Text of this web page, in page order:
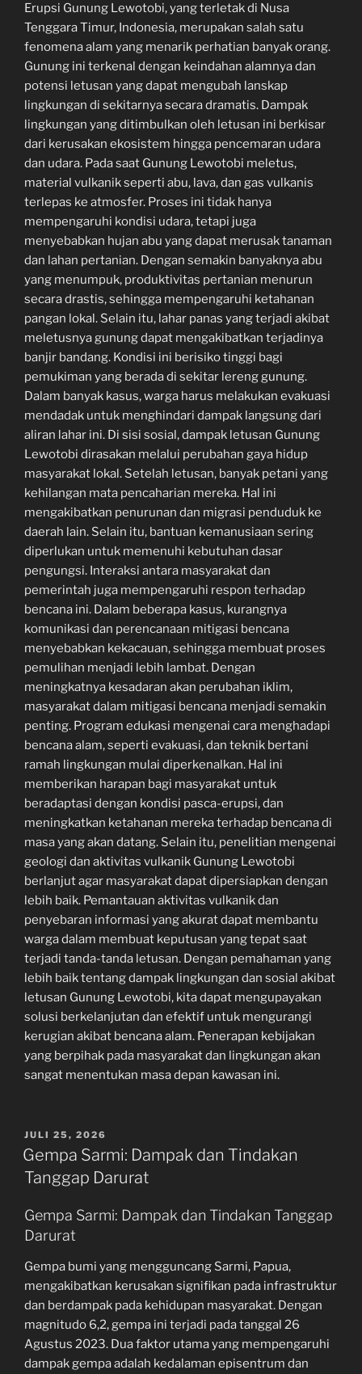
Erupsi Gunung Lewotobi, yang terletak di Nusa
Tenggara Timur, Indonesia, merupakan salah satu
fenomena alam yang menarik perhatian banyak orang.
Gunung ini terkenal dengan keindahan alamnya dan
potensi letusan yang dapat mengubah lanskap
lingkungan di sekitarnya secara dramatis. Dampak
lingkungan yang ditimbulkan oleh letusan ini berkisar
dari kerusakan ekosistem hingga pencemaran udara
dan udara. Pada saat Gunung Lewotobi meletus,
material vulkanik seperti abu, lava, dan gas vulkanis
terlepas ke atmosfer. Proses ini tidak hanya
mempengaruhi kondisi udara, tetapi juga
menyebabkan hujan abu yang dapat merusak tanaman
dan lahan pertanian. Dengan semakin banyaknya abu
yang menumpuk, produktivitas pertanian menurun
secara drastis, sehingga mempengaruhi ketahanan
pangan lokal. Selain itu, lahar panas yang terjadi akibat
meletusnya gunung dapat mengakibatkan terjadinya
banjir bandang. Kondisi ini berisiko tinggi bagi
pemukiman yang berada di sekitar lereng gunung.
Dalam banyak kasus, warga harus melakukan evakuasi
mendadak untuk menghindari dampak langsung dari
aliran lahar ini. Di sisi sosial, dampak letusan Gunung
Lewotobi dirasakan melalui perubahan gaya hidup
masyarakat lokal. Setelah letusan, banyak petani yang
kehilangan mata pencaharian mereka. Hal ini
mengakibatkan penurunan dan migrasi penduduk ke
daerah lain. Selain itu, bantuan kemanusiaan sering
diperlukan untuk memenuhi kebutuhan dasar
pengungsi. Interaksi antara masyarakat dan
pemerintah juga mempengaruhi respon terhadap
bencana ini. Dalam beberapa kasus, kurangnya
komunikasi dan perencanaan mitigasi bencana
menyebabkan kekacauan, sehingga membuat proses
pemulihan menjadi lebih lambat. Dengan
meningkatnya kesadaran akan perubahan iklim,
masyarakat dalam mitigasi bencana menjadi semakin
penting. Program edukasi mengenai cara menghadapi
bencana alam, seperti evakuasi, dan teknik bertani
ramah lingkungan mulai diperkenalkan. Hal ini
memberikan harapan bagi masyarakat untuk
beradaptasi dengan kondisi pasca-erupsi, dan
meningkatkan ketahanan mereka terhadap bencana di
masa yang akan datang. Selain itu, penelitian mengenai
geologi dan aktivitas vulkanik Gunung Lewotobi
berlanjut agar masyarakat dapat dipersiapkan dengan
lebih baik. Pemantauan aktivitas vulkanik dan
penyebaran informasi yang akurat dapat membantu
warga dalam membuat keputusan yang tepat saat
terjadi tanda-tanda letusan. Dengan pemahaman yang
lebih baik tentang dampak lingkungan dan sosial akibat
letusan Gunung Lewotobi, kita dapat mengupayakan
solusi berkelanjutan dan efektif untuk mengurangi
kerugian akibat bencana alam. Penerapan kebijakan
yang berpihak pada masyarakat dan lingkungan akan
sangat menentukan masa depan kawasan ini.
POSTED
ON
JULI 25, 2026
Gempa Sarmi: Dampak dan Tindakan
Tanggap Darurat
Gempa Sarmi: Dampak dan Tindakan Tanggap
Darurat
Gempa bumi yang mengguncang Sarmi, Papua,
mengakibatkan kerusakan signifikan pada infrastruktur
dan berdampak pada kehidupan masyarakat. Dengan
magnitudo 6,2, gempa ini terjadi pada tanggal 26
Agustus 2023. Dua faktor utama yang mempengaruhi
dampak gempa adalah kedalaman episentrum dan